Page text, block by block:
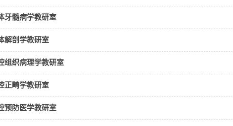
牙髓病学教研室
解剖学教研室
组织病理学教研室
正畸学教研室
预防医学教研室